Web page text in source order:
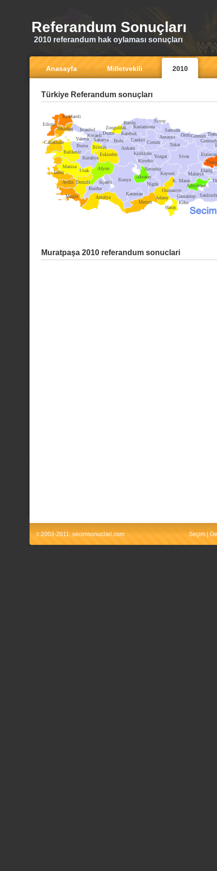
Referandum Sonuçları
2010 referandum hak oylaması sonuçları
Anasayfa Milletvekili 2010
Türkiye Referandum sonuçları
Ankara
Kirklareli
Edirne
Tekirdag
Canakkale
Balikesir
Bursa
Istanbul
Kocaeli
Sakarya
Zonguldak
Bolu
Bilecik
Eskisehir
Kutahya
Manisa
Izmir
Aydin
Mugla
Denizli
Burdur
Usak Afyon
Isparta
Antalya
Konya
Mersin
Kirsehir
Cankiri
Kastamonu
Sinop
Corum
Yozgat
Nevsehir
Nigde
Adana
Hatay
K. Maras
Kayseri
Sivas
Tokat
Amasya
Samsun
OrduGiresun
Erzincan
Malatya
Gaziantep Sanliurfa
Adiyaman
Elazig
Kirikkale
Karaman
Aksaray
Kilis
Duzce Karabuk
Bartin
Osmaniye
Yalova
Muratpaşa 2010 referandum sonuclari
c 2003-2011. secimsonuclari.com Seçim